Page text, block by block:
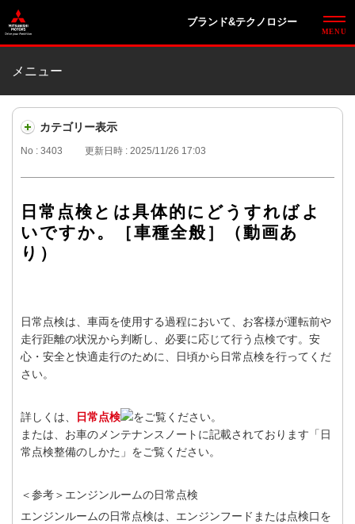
ブランド&テクノロジー
メニュー
カテゴリー表示
No : 3403 更新日時 : 2025/11/26 17:03
日常点検とは具体的にどうすればよ
いですか。［車種全般］（動画あ
り）
日常点検は、車両を使用する過程において、お客様が運転前や
走行距離の状況から判断し、必要に応じて行う点検です。安
心・安全と快適走行のために、日頃から日常点検を行ってくだ
さい。
詳しくは、 日常点検
をご覧ください。
または、お車のメンテナンスノートに記載されております「日
常点検整備のしかた」をご覧ください。
＜参考＞エンジンルームの日常点検
エンジンルームの日常点検は、エンジンフードまたは点検口を